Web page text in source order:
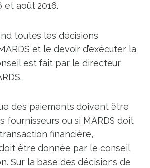
et août 2016.
toutes les décisions
et le devoir d’exécuter la
est fait par le directeur
des paiements doivent être
fournisseurs ou si MARDS doit
financière,
être donnée par le conseil
Sur la base des décisions de